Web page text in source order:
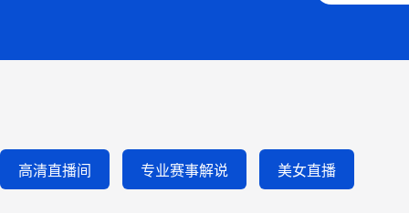
高清直播间 专业赛事解说 美女直播